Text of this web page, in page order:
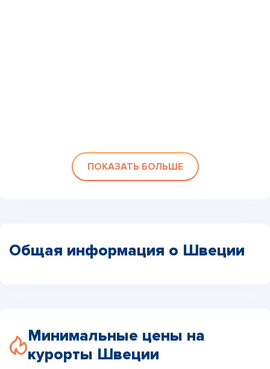
ПОКАЗАТЬ БОЛЬШЕ
Общая информация о Швеции
Минимальные цены на
курорты Швеции